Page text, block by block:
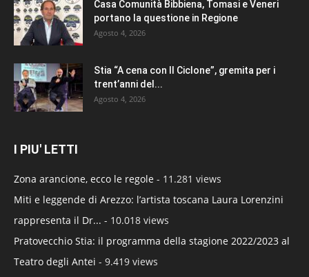
Casa Comunità Bibbiena, Tomasi e Veneri
portano la questione in Regione
Agosto 4, 2026
Stia “A cena con Il Ciclone”, gremita per i
trent’anni del...
Agosto 4, 2026
I PIU' LETTI
Zona arancione, ecco le regole - 11.281 views
Miti e leggende di Arezzo: l’artista toscana Laura Lorenzini
rappresenta il Dr... - 10.018 views
Pratovecchio Stia: il programma della stagione 2022/2023 al
Teatro degli Antei - 9.419 views